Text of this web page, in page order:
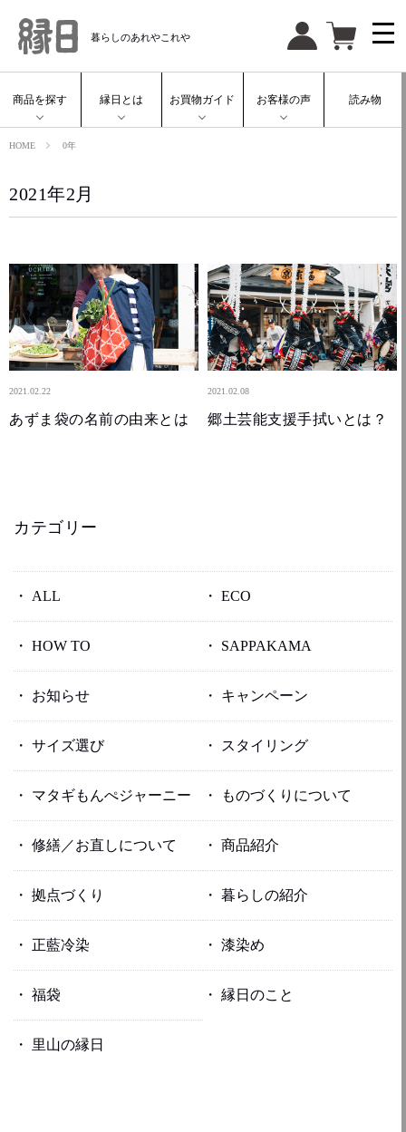
暮らしのあれやこれや
商品を探す 縁日とは お買物ガイド お客様の声 読み物
HOME 0年
2021年2月
2021.02.22
あずま袋の名前の由来とは
2021.02.08
郷土芸能支援手拭いとは？
カテゴリー
ALL ECO
HOW TO SAPPAKAMA
お知らせ キャンペーン
サイズ選び スタイリング
マタギもんぺジャーニー ものづくりについて
修繕／お直しについて 商品紹介
拠点づくり 暮らしの紹介
正藍冷染 漆染め
福袋 縁日のこと
里山の縁日